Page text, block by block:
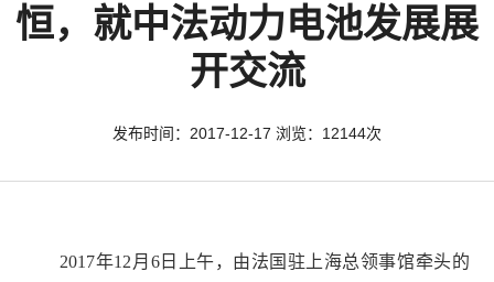
恒，就中法动力电池发展展
开交流
发布时间：2017-12-17 浏览：12144次
2017年12月6日上午，由法国驻上海总领事馆牵头的